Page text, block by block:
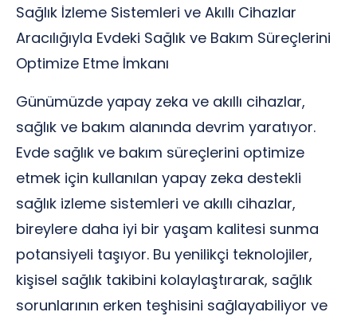
Sağlık İzleme Sistemleri ve Akıllı Cihazlar
Aracılığıyla Evdeki Sağlık ve Bakım Süreçlerini
Optimize Etme İmkanı
Günümüzde yapay zeka ve akıllı cihazlar,
sağlık ve bakım alanında devrim yaratıyor.
Evde sağlık ve bakım süreçlerini optimize
etmek için kullanılan yapay zeka destekli
sağlık izleme sistemleri ve akıllı cihazlar,
bireylere daha iyi bir yaşam kalitesi sunma
potansiyeli taşıyor. Bu yenilikçi teknolojiler,
kişisel sağlık takibini kolaylaştırarak, sağlık
sorunlarının erken teşhisini sağlayabiliyor ve